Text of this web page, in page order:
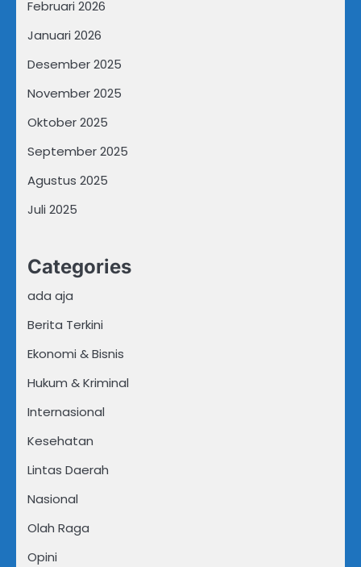
Februari 2026
Januari 2026
Desember 2025
November 2025
Oktober 2025
September 2025
Agustus 2025
Juli 2025
Categories
ada aja
Berita Terkini
Ekonomi & Bisnis
Hukum & Kriminal
Internasional
Kesehatan
Lintas Daerah
Nasional
Olah Raga
Opini